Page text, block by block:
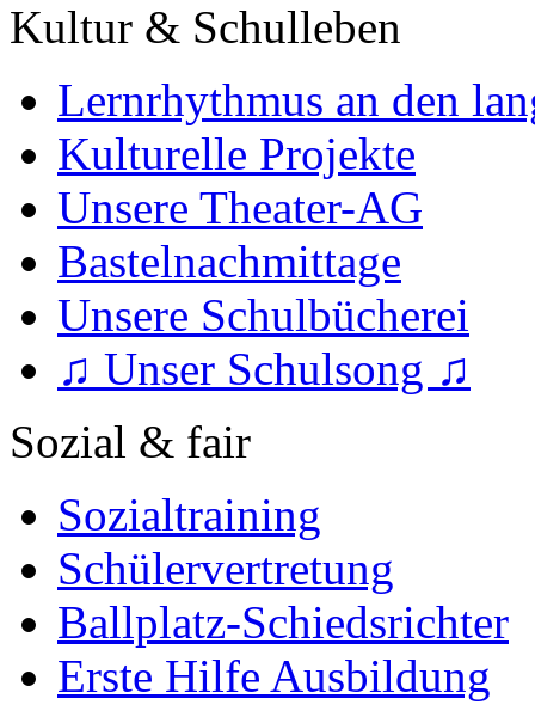
Kultur & Schulleben
Lernrhythmus an den
Kulturelle Projekte
Unsere Theater-AG
Bastelnachmittage
Unsere Schulbücherei
♫ Unser Schulsong ♫
Sozial & fair
Sozialtraining
Schülervertretung
Ballplatz-Schiedsrichter
Erste Hilfe Ausbildung